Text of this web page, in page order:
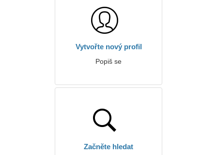
Vytvořte nový profil
Popiš se
Začněte hledat